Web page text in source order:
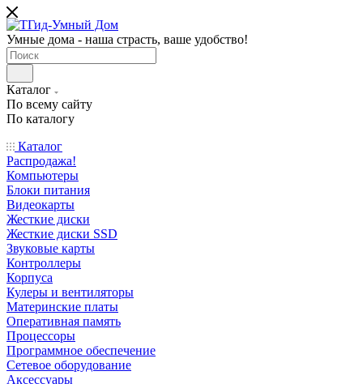
Умные дома - наша страсть, ваше удобство!
Каталог
По всему сайту
По каталогу
Каталог
Распродажа!
Компьютеры
Блоки питания
Видеокарты
Жесткие диски
Жесткие диски SSD
Звуковые карты
Контроллеры
Корпуса
Кулеры и вентиляторы
Материнские платы
Оперативная память
Процессоры
Программное обеспечение
Сетевое оборудование
Аксессуары